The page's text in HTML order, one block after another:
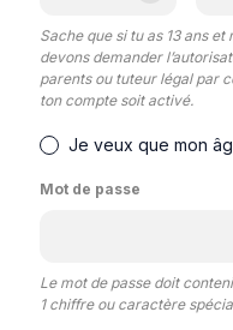
Sache que si tu as 13 ans et
devons demander
parents ou tuteur légal par
ton compte soit activé.
Je veux que mon
Mot de passe
Le mot de passe doit
1 chiffre ou caractère